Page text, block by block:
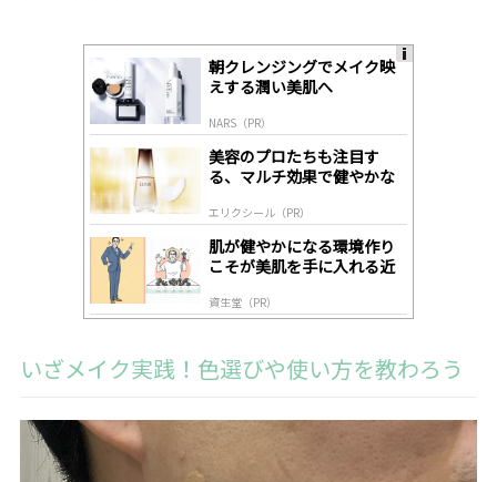
朝クレンジングでメイク映
えする潤い美肌へ
NARS（PR）
美容のプロたちも注目す
る、マルチ効果で健やかな
エリクシール（PR）
肌が健やかになる環境作り
こそが美肌を手に入れる近
資生堂（PR）
いざメイク実践！色選びや使い方を教わろう